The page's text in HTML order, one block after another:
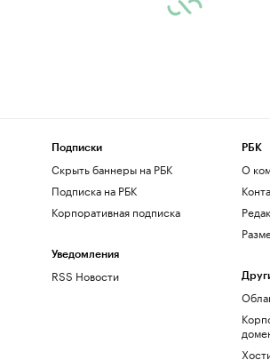
Подписки
Скрыть баннеры на РБК
Подписка на РБК
Корпоративная подписка
Уведомления
RSS Новости
РБК
О